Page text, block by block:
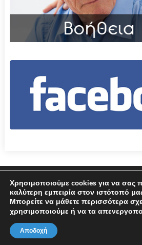
Επικοινωνία Όροι χρήσης –
© 2026 Δήμος
Χρησιμοποιούμε cookies για να σας
καλύτερη εμπειρία στον ιστότοπό
Μπορείτε να μάθετε περισσότερα
χρησιμοποιούμε ή να τα
Αποδοχή